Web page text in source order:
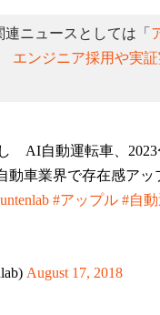
ニュースとしては「
ンジニア採用や実
AI自動運転車、
車業界で存在感アッ
#アップル #自
August 17, 2018